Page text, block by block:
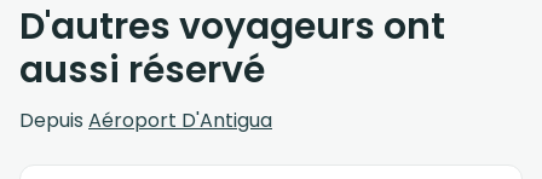
D'autres voyageurs ont
aussi réservé
Depuis Aéroport D'Antigua